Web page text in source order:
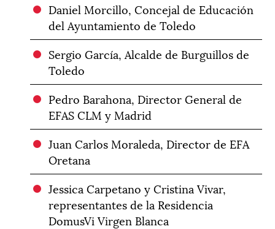
Daniel Morcillo, Concejal de Educación
del Ayuntamiento de Toledo
Sergio García, Alcalde de Burguillos de
Toledo
Pedro Barahona, Director General de
EFAS CLM y Madrid
Juan Carlos Moraleda, Director de EFA
Oretana
Jessica Carpetano y Cristina Vivar,
representantes de la Residencia
DomusVi Virgen Blanca